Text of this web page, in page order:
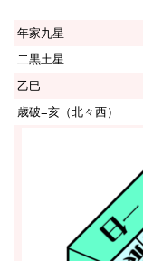
年家九星
二黒土星
乙巳
歳破=亥（北々西）